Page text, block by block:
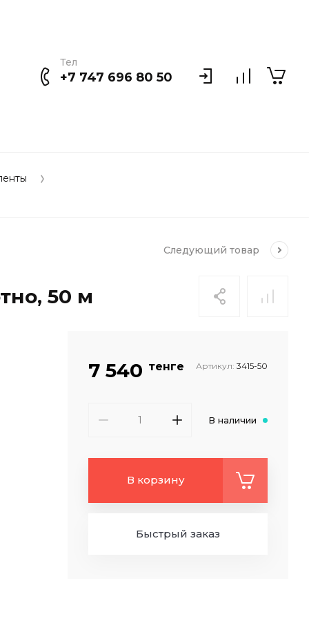
Тел
+7 747 696 80 50
Следующий товар
50 м
7 540 тенге Артикул: 3415-50
В наличии
В корзину
Быстрый заказ